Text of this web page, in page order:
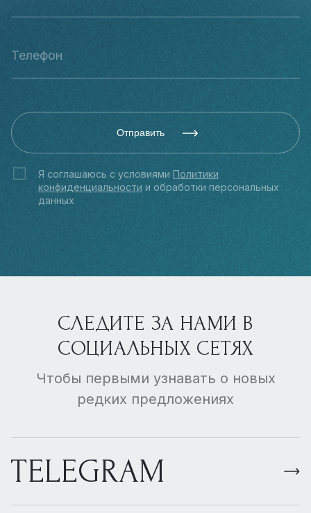
Отправить
Я соглашаюсь с условиями Политики
конфиденциальности и обработки персональных
данных
СЛЕДИТЕ ЗА НАМИ В
СОЦИАЛЬНЫХ СЕТЯХ
Чтобы первыми узнавать о новых
редких предложениях
TELEGRAM